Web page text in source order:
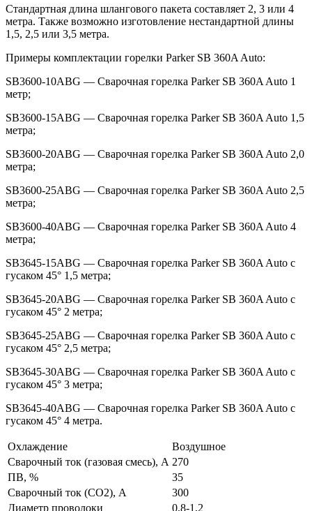
Стандартная длина шлангового пакета составляет 2, 3 или 4
метра. Также возможно изготовление нестандартной длины
1,5, 2,5 или 3,5 метра.
Примеры комплектации горелки Parker SB 360A Auto:
SB3600-10АBG — Сварочная горелка Parker SB 360A Auto 1
метр;
SB3600-15ABG — Сварочная горелка Parker SB 360A Auto 1,5
метра;
SB3600-20ABG — Сварочная горелка Parker SB 360A Auto 2,0
метра;
SB3600-25АBG — Сварочная горелка Parker SB 360A Auto 2,5
метра;
SB3600-40ABG — Сварочная горелка Parker SB 360A Auto 4
метра;
SB3645-15ABG — Сварочная горелка Parker SB 360A Auto с
гусаком 45° 1,5 метра;
SB3645-20АBG — Сварочная горелка Parker SB 360A Auto с
гусаком 45° 2 метра;
SB3645-25ABG — Сварочная горелка Parker SB 360A Auto с
гусаком 45° 2,5 метра;
SB3645-30ABG — Сварочная горелка Parker SB 360A Auto с
гусаком 45° 3 метра;
SB3645-40АBG — Сварочная горелка Parker SB 360A Auto с
гусаком 45° 4 метра.
Охлаждение
Воздушное
Сварочный ток (газовая смесь), A 270
ПВ, %
35
Сварочный ток (СО2), A
300
Диаметр проволоки
0,8-1,2